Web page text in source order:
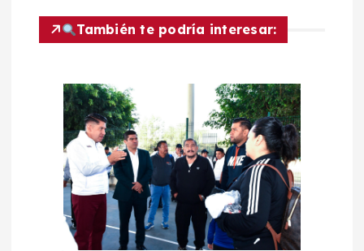
También te podría interesar: